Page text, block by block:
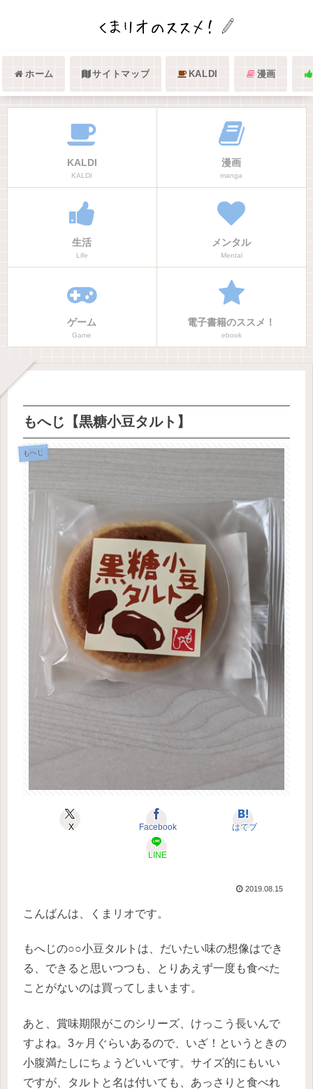
ホーム サイトマップ KALDI 漫画
KALDI
KALDI
漫画
manga
生活
Life
メンタル
Mental
ゲーム
Game
電子書籍のススメ！
ebook
もへじ【黒糖小豆タルト】
もへじ
X Facebook はてブ
LINE
2019.08.15
こんばんは、くまリオです。
もへじの○○小豆タルトは、だいたい味の想像はでき
る、できると思いつつも、とりあえず一度も食べた
ことがないのは買ってしまいます。
あと、賞味期限がこのシリーズ、けっこう長いんで
すよね。3ヶ月ぐらいあるので、いざ！というときの
小腹満たしにちょうどいいです。サイズ的にもいい
ですが、タルトと名は付いても、あっさりと食べれ